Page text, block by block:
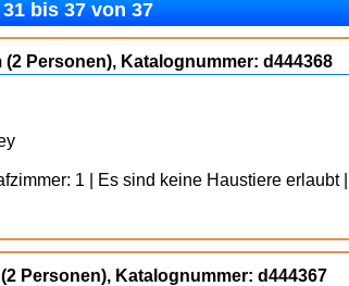
bis 37 von 37
Personen), Katalognummer: d444368
1 | Es sind keine Haustiere erlaubt |
Personen), Katalognummer: d444367